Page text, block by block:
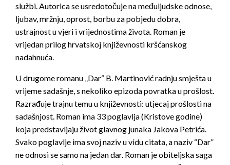
službi. Autorica se usredotočuje na međuljudske odnose,
ljubav, mržnju, oprost, borbu za pobjedu dobra,
ustrajnost u vjeri i vrijednostima života. Roman je
vrijedan prilog hrvatskoj književnosti kršćanskog
nadahnuća.
U drugome romanu „Dar“ B. Martinović radnju smješta u
vrijeme sadašnje, s nekoliko epizoda povratka u prošlost.
Razrađuje trajnu temu u književnosti: utjecaj prošlosti na
sadašnjost. Roman ima 33 poglavlja (Kristove godine)
koja predstavljaju život glavnog junaka Jakova Petrića.
Svako poglavlje ima svoj naziv u vidu citata, a naziv “Dar”
ne odnosi se samo na jedan dar. Roman je obiteljska saga